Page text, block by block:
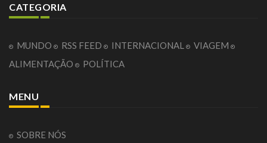
CATEGORIA
MUNDO RSS FEED INTERNACIONAL
VIAGEM
ALIMENTAÇÃO
POLÍTICA
MENU
SOBRE NÓS